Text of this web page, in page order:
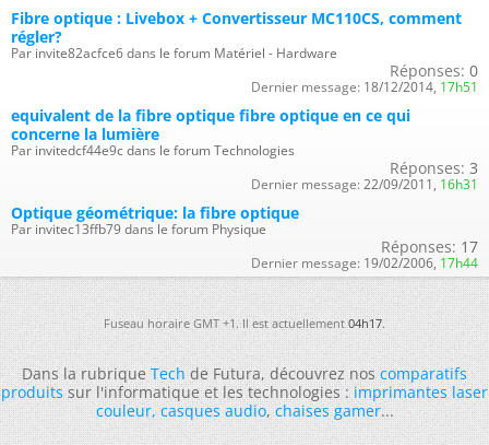
Fibre optique : Livebox + Convertisseur MC110CS, comment
régler?
Par invite82acfce6 dans le forum Matériel - Hardware
Réponses: 0
Dernier message: 18/12/2014, 17h51
equivalent de la fibre optique fibre optique en ce qui
concerne la lumière
Par invitedcf44e9c dans le forum Technologies
Réponses: 3
Dernier message: 22/09/2011, 16h31
Optique géométrique: la fibre optique
Par invitec13ffb79 dans le forum Physique
Réponses: 17
Dernier message: 19/02/2006, 17h44
Fuseau horaire GMT +1. Il est actuellement04h17.
Dans la rubriqueTechde Futura, découvrez noscomparatifs
produitssur l'informatique et les technologies :imprimantes laser
couleur,casques audio,chaises gamer...